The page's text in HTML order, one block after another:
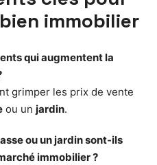
immobilier
qui augmentent la
grimper les prix de vente
ou un jardin.
ou un jardin sont-ils
immobilier ?